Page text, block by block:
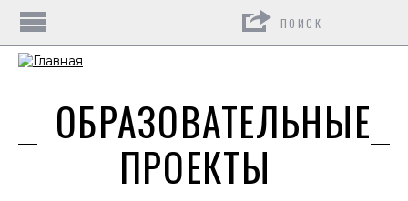
ОБРАЗОВАТЕЛЬНЫЕ
ПРОЕКТЫ